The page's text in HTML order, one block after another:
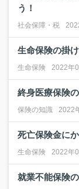
う！
社会保障・税
生命保険の掛
生命保険 2022年
終身医療保険
保険の知識 2022
死亡保険金に
生命保険 2022年
就業不能保険